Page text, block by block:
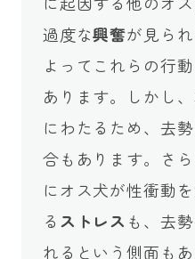
過度な興奮が見ら
よってこれらの行
あります。しかし
にわたるため、去
合もあります。さ
にオス犬が性衝動
る ストレス も、去
れるという側面もあ